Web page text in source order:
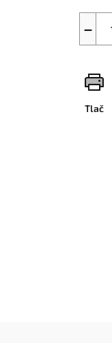
−
Tlač